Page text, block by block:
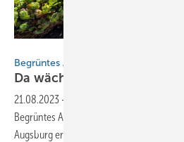
Begrüntes Aluminiumdach
Da wächst Gras
21.08.2023 -
Begrüntes Aluminiumdach Die
Augsburg erhielt mit der Montage des